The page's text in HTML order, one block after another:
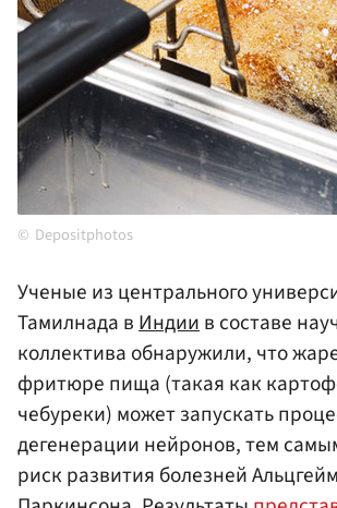
Depositphotos
Ученые из центрального
Тамилнада вИндиив составе
коллектива обнаружили, что
фритюре пища (такая как
чебуреки) может запускать
дегенерации нейронов, тем
риск развития болезней